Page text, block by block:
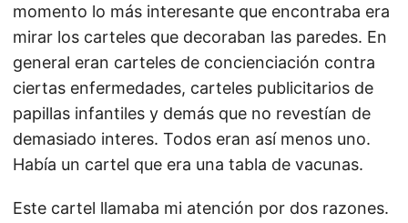
momento lo más interesante que encontraba era
mirar los carteles que decoraban las paredes. En
general eran carteles de concienciación contra
ciertas enfermedades, carteles publicitarios de
papillas infantiles y demás que no revestían de
demasiado interes. Todos eran así menos uno.
Había un cartel que era una tabla de vacunas.
Este cartel llamaba mi atención por dos razones.